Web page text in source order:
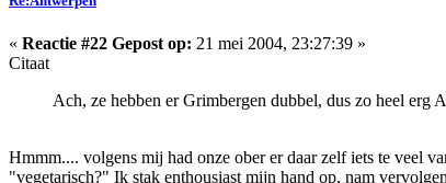
« Reactie #22 Gepost op: 21 mei 2004, 23:27:39 »
Citaat
Ach, ze hebben er Grimbergen dubbel, dus zo heel erg
Hmmm.... volgens mij had onze ober er daar zelf iets te veel
"vegetarisch?" Ik stak enthousiast mijn hand op, nam